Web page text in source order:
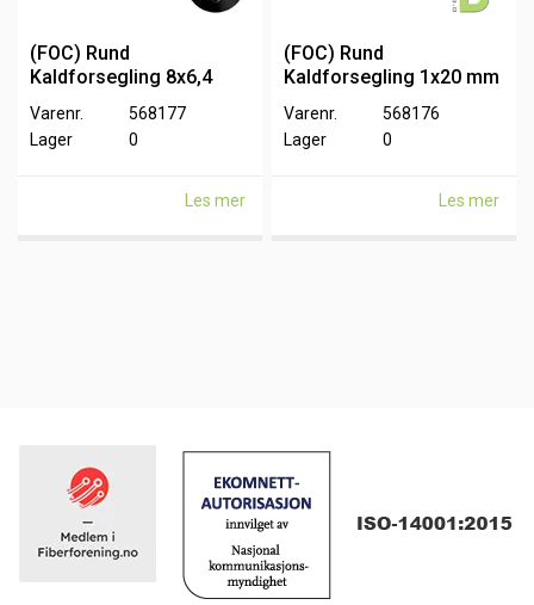
(FOC) Rund
Kaldforsegling 8x6,4
Varenr.
568177
Lager
0
Les mer
(FOC) Rund
Kaldforsegling 1x20 mm
Varenr.
568176
Lager
0
Les mer